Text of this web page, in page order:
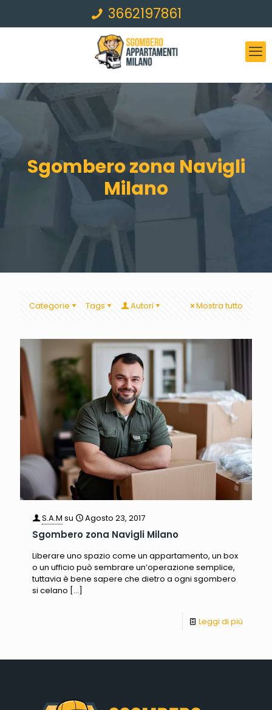
3662197861
Sgombero zona Navigli
Milano
Categorie Tags Autori Mostra tutto
S.A.M su Agosto 23, 2017
Sgombero zona Navigli Milano
Liberare uno spazio come un appartamento, un box
o un ufficio può sembrare un’operazione semplice,
tuttavia è bene sapere che dietro a ogni sgombero
si celano […]
Leggi di più